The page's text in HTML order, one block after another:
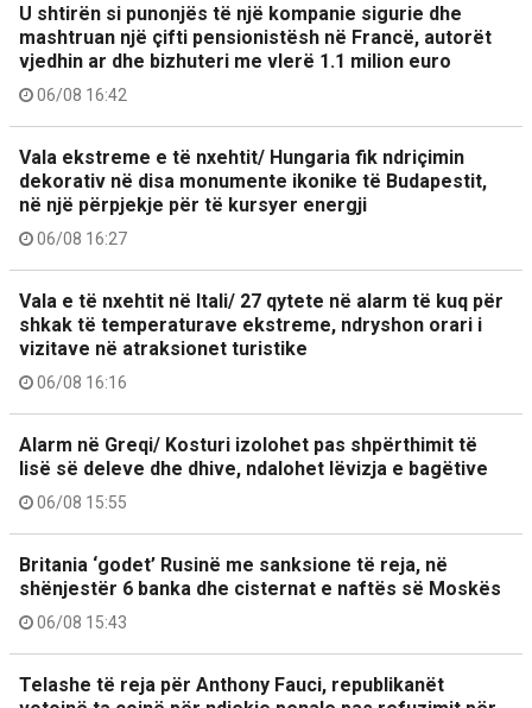
U shtirën si punonjës të një kompanie sigurie dhe
mashtruan një çifti pensionistësh në Francë, autorët
vjedhin ar dhe bizhuteri me vlerë 1.1 milion euro
06/08 16:42
Vala ekstreme e të nxehtit/ Hungaria fik ndriçimin
dekorativ në disa monumente ikonike të Budapestit,
në një përpjekje për të kursyer energji
06/08 16:27
Vala e të nxehtit në Itali/ 27 qytete në alarm të kuq për
shkak të temperaturave ekstreme, ndryshon orari i
vizitave në atraksionet turistike
06/08 16:16
Alarm në Greqi/ Kosturi izolohet pas shpërthimit të
lisë së deleve dhe dhive, ndalohet lëvizja e bagëtive
06/08 15:55
Britania ‘godet’ Rusinë me sanksione të reja, në
shënjestër 6 banka dhe cisternat e naftës së Moskës
06/08 15:43
Telashe të reja për Anthony Fauci, republikanët